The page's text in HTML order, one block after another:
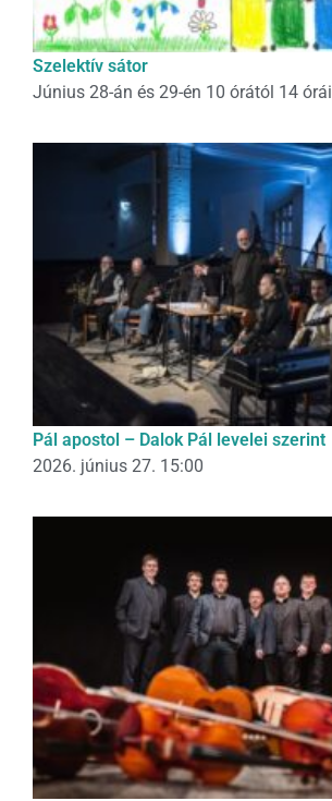
Szelektív sátor
Június 28-án és 29-én 10 órától 14
Pál apostol – Dalok Pál levelei szerint
2026. június 27. 15:00